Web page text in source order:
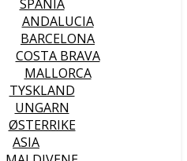
SPANIA
ANDALUCIA
BARCELONA
COSTA BRAVA
MALLORCA
TYSKLAND
UNGARN
ØSTERRIKE
ASIA